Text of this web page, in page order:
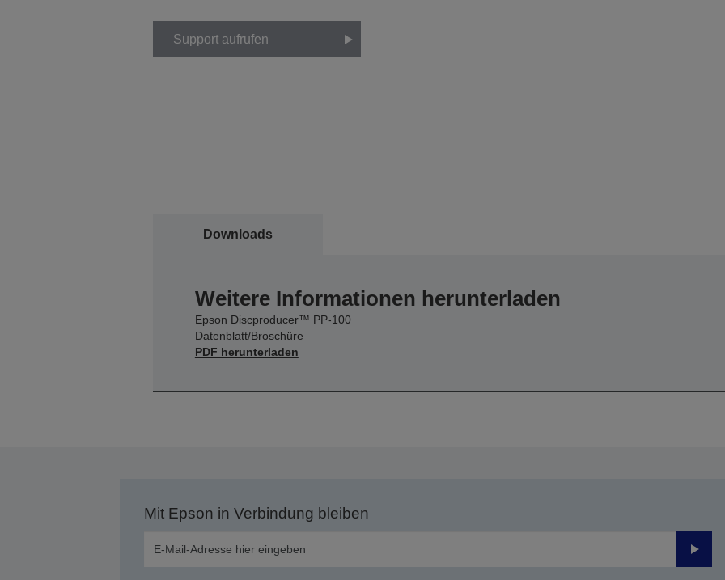
Support aufrufen
Downloads
Weitere Informationen herunterladen
Epson Discproducer™ PP-100
Datenblatt/Broschüre
PDF herunterladen
Mit Epson in Verbindung bleiben